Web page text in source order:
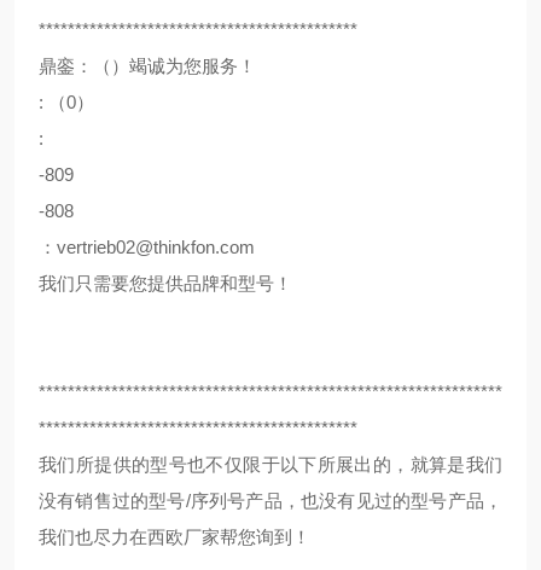
********************************************
鼎銮：（）竭诚为您服务！
: （0）
:
-809
-808
：vertrieb02@thinkfon.com
我们只需要您提供品牌和型号！
****************************************************************
********************************************
我们所提供的型号也不仅限于以下所展出的，就算是我们
没有销售过的型号/序列号产品，也没有见过的型号产品，
我们也尽力在西欧厂家帮您询到！